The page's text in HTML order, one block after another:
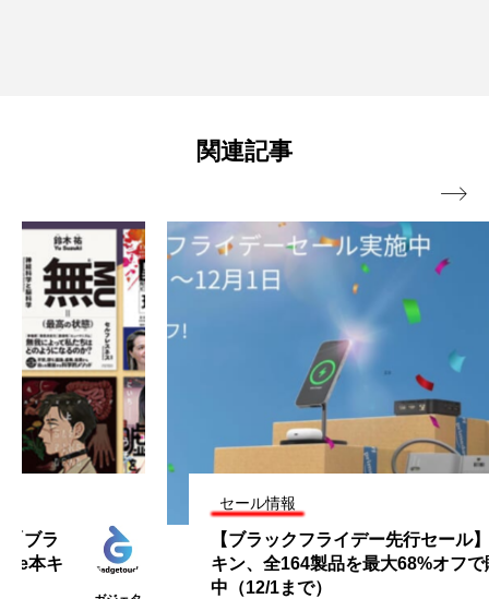
関連記事
【ブラックフライデー先行セール】ベル
キン、全164製品を最大68%オフで販売
